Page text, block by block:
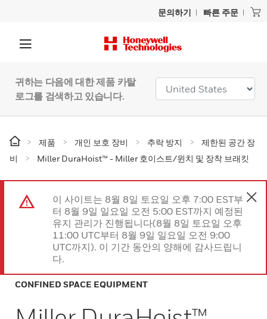
문의하기 빠른 주문
귀하는 다음에 대한 제품 카탈
로그를 검색하고 있습니다.
제품 개인 보호 장비 추락 방지
제한된 공간 장
비
Miller DuraHoist™ - Miller 호이스트/윈치 및 장착 브래킷
이 사이트는 8월 8일 토요일 오후 7:00 EST부
터 8월 9일 일요일 오전 5:00 EST까지 예정된
유지 관리가 진행됩니다(8월 8일 토요일 오후
11:00 UTC부터 8월 9일 일요일 오전 9:00
UTC까지). 이 기간 동안의 양해에 감사드립니
다.
CONFINED SPACE EQUIPMENT